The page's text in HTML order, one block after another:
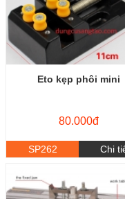
Eto kẹp phôi mini
80.000đ
SP262 Chi